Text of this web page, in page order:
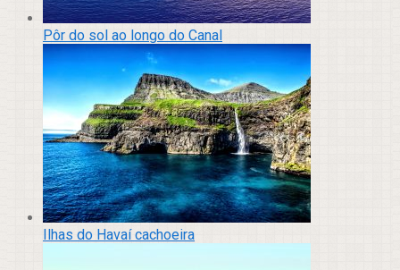
Pôr do sol ao longo do Canal
Ilhas do Havaí cachoeira